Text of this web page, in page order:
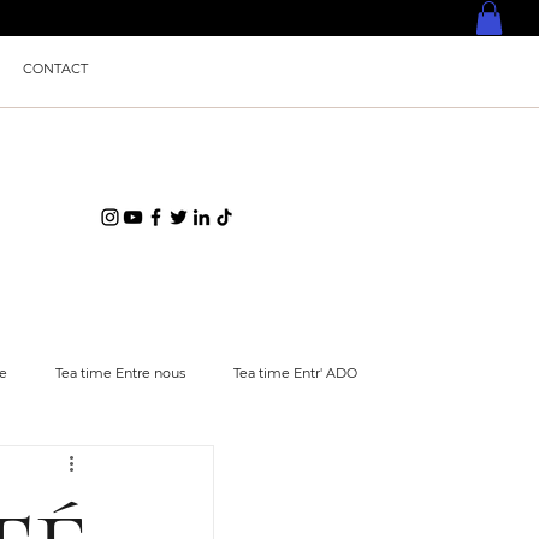
Tea time Entre nous Tea time Entr' ADO
CONTACT